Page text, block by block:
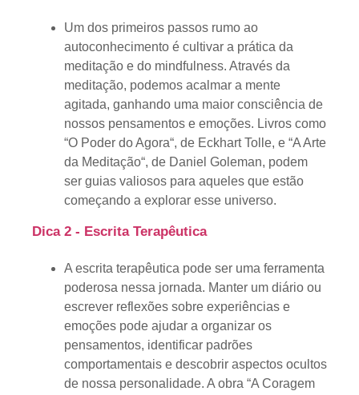
Um dos primeiros passos rumo ao
autoconhecimento é cultivar a prática da
meditação e do mindfulness. Através da
meditação, podemos acalmar a mente
agitada, ganhando uma maior consciência de
nossos pensamentos e emoções. Livros como
“O Poder do Agora“, de Eckhart Tolle, e “A Arte
da Meditação“, de Daniel Goleman, podem
ser guias valiosos para aqueles que estão
começando a explorar esse universo.
Dica 2 - Escrita Terapêutica
A escrita terapêutica pode ser uma ferramenta
poderosa nessa jornada. Manter um diário ou
escrever reflexões sobre experiências e
emoções pode ajudar a organizar os
pensamentos, identificar padrões
comportamentais e descobrir aspectos ocultos
de nossa personalidade. A obra “A Coragem